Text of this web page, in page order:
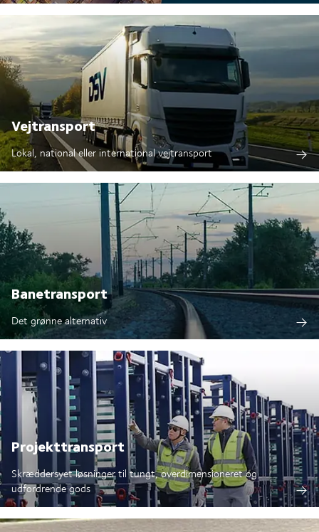
Vejtransport
Lokal, national eller international vejtransport
Banetransport
Det grønne alternativ
Projekttransport
Skræddersyet løsninger til tungt, overdimensioneret og
udfordrende gods